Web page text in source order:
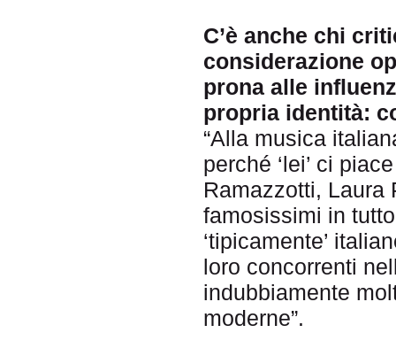
C’è anche chi
considerazione
prona alle
propria identità:
“Alla musica
perché ‘lei’ ci
Ramazzotti, Laura
famosissimi in
‘tipicamente’
loro concorrenti
indubbiamente
moderne”.